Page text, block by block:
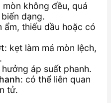
mòn không đều, quá
dạng.
ẩm, thiếu dầu hoặc có
: kẹt làm má mòn lệch,
hưởng áp suất phanh.
: có thể liên quan
tử.